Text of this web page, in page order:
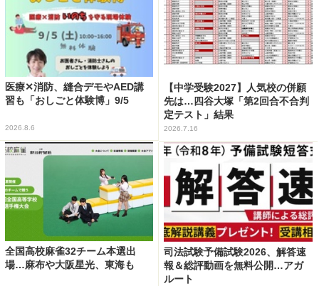
医療✕消防、縫合デモやAED講
習も「おしごと体験博」9/5
2026.8.6
【中学受験2027】人気校の併願
先は…四谷大塚「第2回合不合判
定テスト」結果
2026.7.16
全国高校麻雀32チーム本選出
場…麻布や大阪星光、東海も
司法試験予備試験2026、解答速
報＆総評動画を無料公開…アガ
ルート